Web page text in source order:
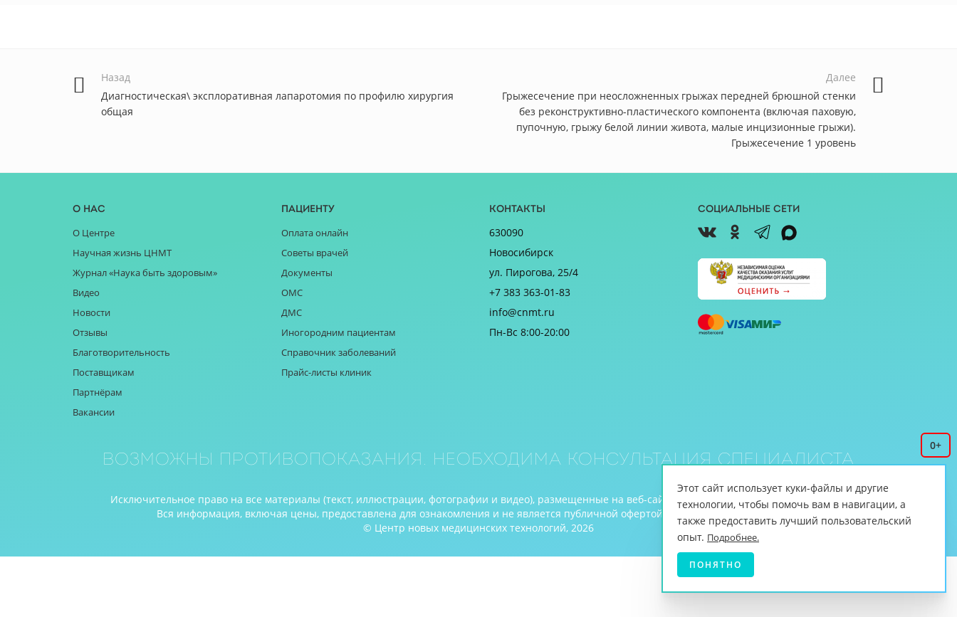
Назад
Диагностическая\ эксплоративная лапаротомия по профилю хирургия
общая
Далее
Грыжесечение при неосложненных грыжах передней брюшной стенки
без реконструктивно-пластического компонента (включая паховую,
пупочную, грыжу белой линии живота, малые инцизионные грыжи).
Грыжесечение 1 уровень
О нас
О Центре
Научная жизнь ЦНМТ
Журнал «Наука быть здоровым»
Видео
Новости
Отзывы
Благотворительность
Поставщикам
Партнёрам
Вакансии
Пациенту
Оплата онлайн
Советы врачей
Документы
ОМС
ДМС
Иногородним пациентам
Справочник заболеваний
Прайс-листы клиник
Контакты
630090
Новосибирск
ул. Пирогова, 25/4
+7 383 363-01-83
info@cnmt.ru
Пн-Вс 8:00-20:00
Социальные сети
0+
Возможны противопоказания. Необходима консультация специалиста
Исключительное право на все материалы (текст, иллюстрации, фотографии и видео), размещенные на веб-сайте www.cnmt.ru, принадлежит ЦНМТ.
Вся информация, включая цены, предоставлена для ознакомления и не является публичной офертой (ст.435 ГК РФ, cт. 437 ГК РФ).
© Центр новых медицинских технологий, 2026
Этот сайт использует куки-файлы и другие
технологии, чтобы помочь вам в навигации, а
также предоставить лучший пользовательский
опыт. Подробнее.
ПОНЯТНО